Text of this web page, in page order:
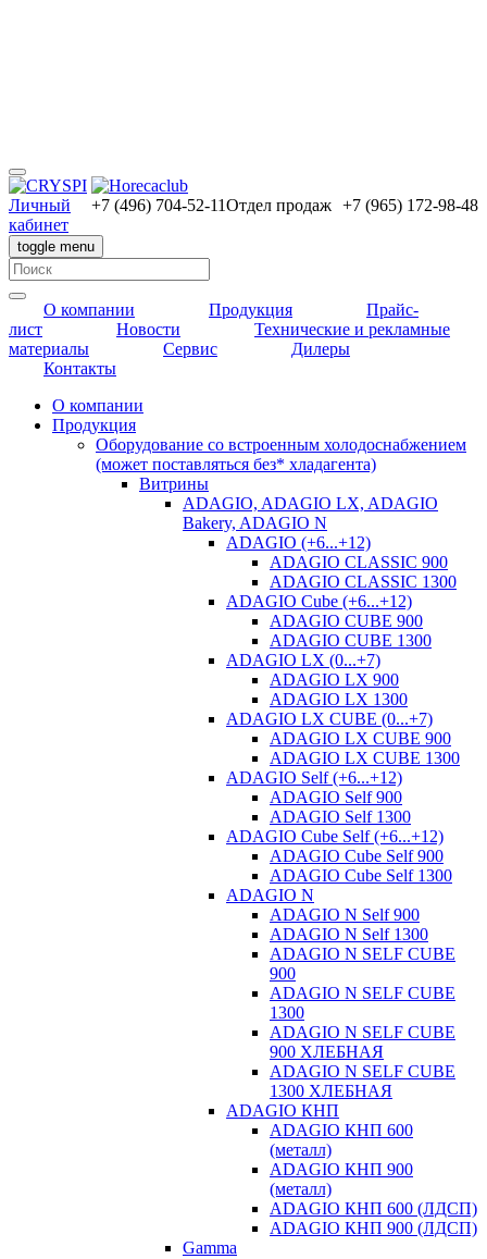
Личный
кабинет
+7 (496) 704-52-11Отдел продаж +7 (965) 172-98-48
toggle menu
О компании Продукция
Прайс-
лист
Новости
Технические и рекламные
материалы
Сервис
Дилеры
Контакты
О компании
Продукция
Оборудование со встроенным холодоснабжением
(может поставляться без* хладагента)
Витрины
ADAGIO, ADAGIO LX, ADAGIO
Bakery, ADAGIO N
ADAGIO (+6...+12)
ADAGIO CLASSIC 900
ADAGIO CLASSIC 1300
ADAGIO Cube (+6...+12)
ADAGIO CUBE 900
ADAGIO CUBE 1300
ADAGIO LX (0...+7)
ADAGIO LX 900
ADAGIO LX 1300
ADAGIO LX CUBE (0...+7)
ADAGIO LX CUBE 900
ADAGIO LX CUBE 1300
ADAGIO Self (+6...+12)
ADAGIO Self 900
ADAGIO Self 1300
ADAGIO Cube Self (+6...+12)
ADAGIO Cube Self 900
ADAGIO Cube Self 1300
ADAGIO N
ADAGIO N Self 900
ADAGIO N Self 1300
ADAGIO N SELF CUBE
900
ADAGIO N SELF CUBE
1300
ADAGIO N SELF CUBE
900 ХЛЕБНАЯ
ADAGIO N SELF CUBE
1300 ХЛЕБНАЯ
ADAGIO КНП
ADAGIO КНП 600
(металл)
ADAGIO КНП 900
(металл)
ADAGIO КНП 600 (ЛДСП)
ADAGIO КНП 900 (ЛДСП)
Gamma